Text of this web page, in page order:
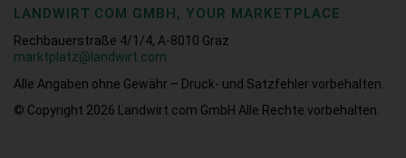
LANDWIRT.COM GMBH, YOUR MARKETPLACE
Rechbauerstraße 4/1/4, A-8010 Graz
marktplatz@landwirt.com
Alle Angaben ohne Gewähr – Druck- und Satzfehler vorbehalten.
© Copyright 2026 Landwirt.com GmbH Alle Rechte vorbehalten.